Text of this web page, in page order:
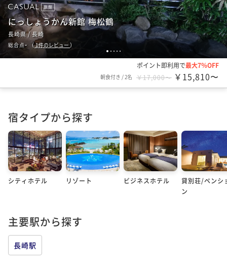
1 2 3 4 5
旅館
にっしょうかん新館 梅松鶴
長崎県 / 長崎
総合点- （1件のレビュー ）
ポイント即利用で最大7％OFF
朝食付き /2名 ￥17,000〜 ￥15,810〜
宿タイプから探す
シティホテル リゾート ビジネスホテル
貸別荘/ペンシ
ン
主要駅から探す
長崎駅